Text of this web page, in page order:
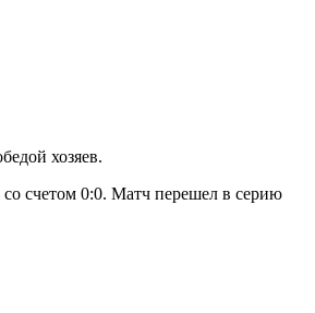
хозяев.
счетом 0:0. Матч перешел в серию